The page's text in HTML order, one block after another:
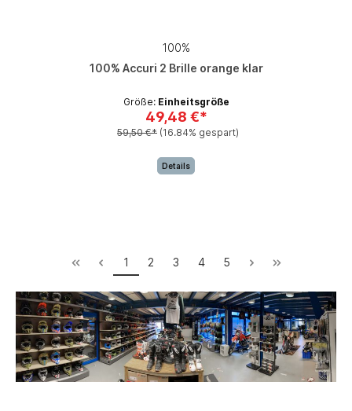
100%
100% Accuri 2 Brille orange klar
Größe: Einheitsgröße
49,48 €*
59,50 €* (16.84% gespart)
Details
1 2 3 4 5